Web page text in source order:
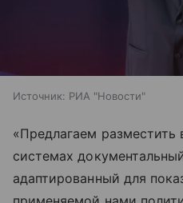
Источник: РИА "Новости"
«Предлагаем
системах
адаптированный для